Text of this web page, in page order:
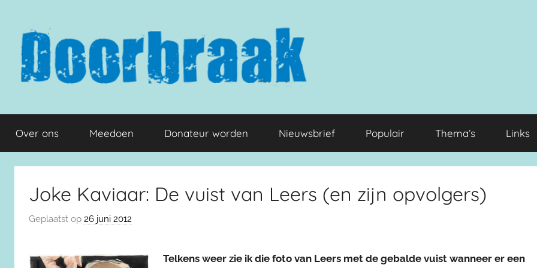
inhoud
springen
Doorbraak.eu
Over ons Meedoen Donateur worden Nieuwsbrief Populair Thema’s Links
Joke Kaviaar: De vuist van Leers (en zijn opvolgers)
Geplaatst op 26 juni 2012
Telkens weer zie ik die foto van Leers met de gebalde vuist wanneer er een